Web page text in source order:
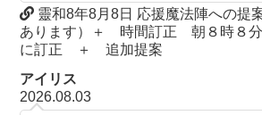
靈和8年8月8日 応援魔法陣への提
あります）＋ 時間訂正 朝８時８分
に訂正 ＋ 追加提案
アイリス
2026.08.03